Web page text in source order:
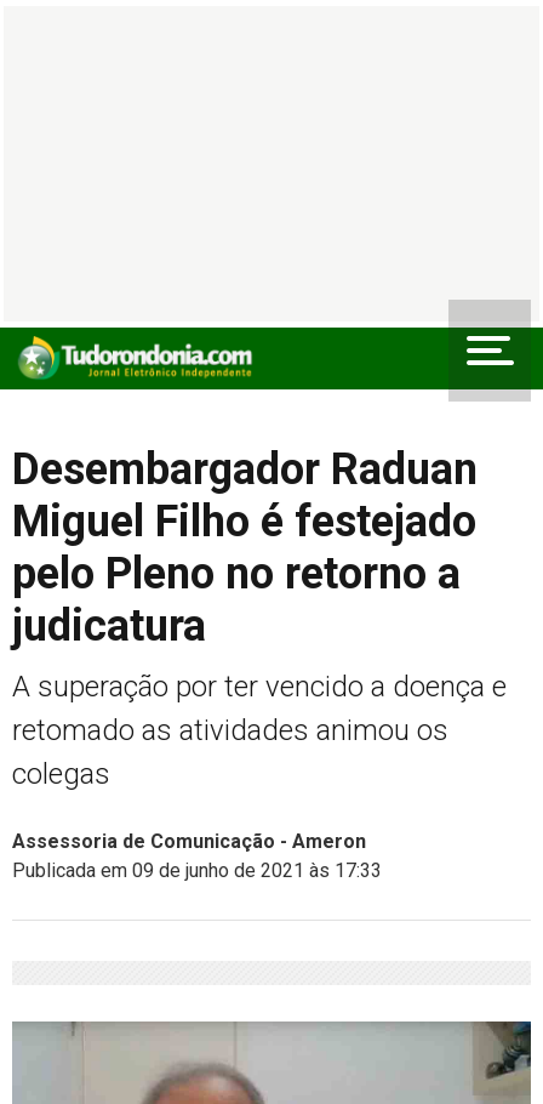
Desembargador Raduan
Miguel Filho é festejado
pelo Pleno no retorno a
judicatura
A superação por ter vencido a doença e
retomado as atividades animou os
colegas
Assessoria de Comunicação - Ameron
Publicada em 09 de junho de 2021 às 17:33